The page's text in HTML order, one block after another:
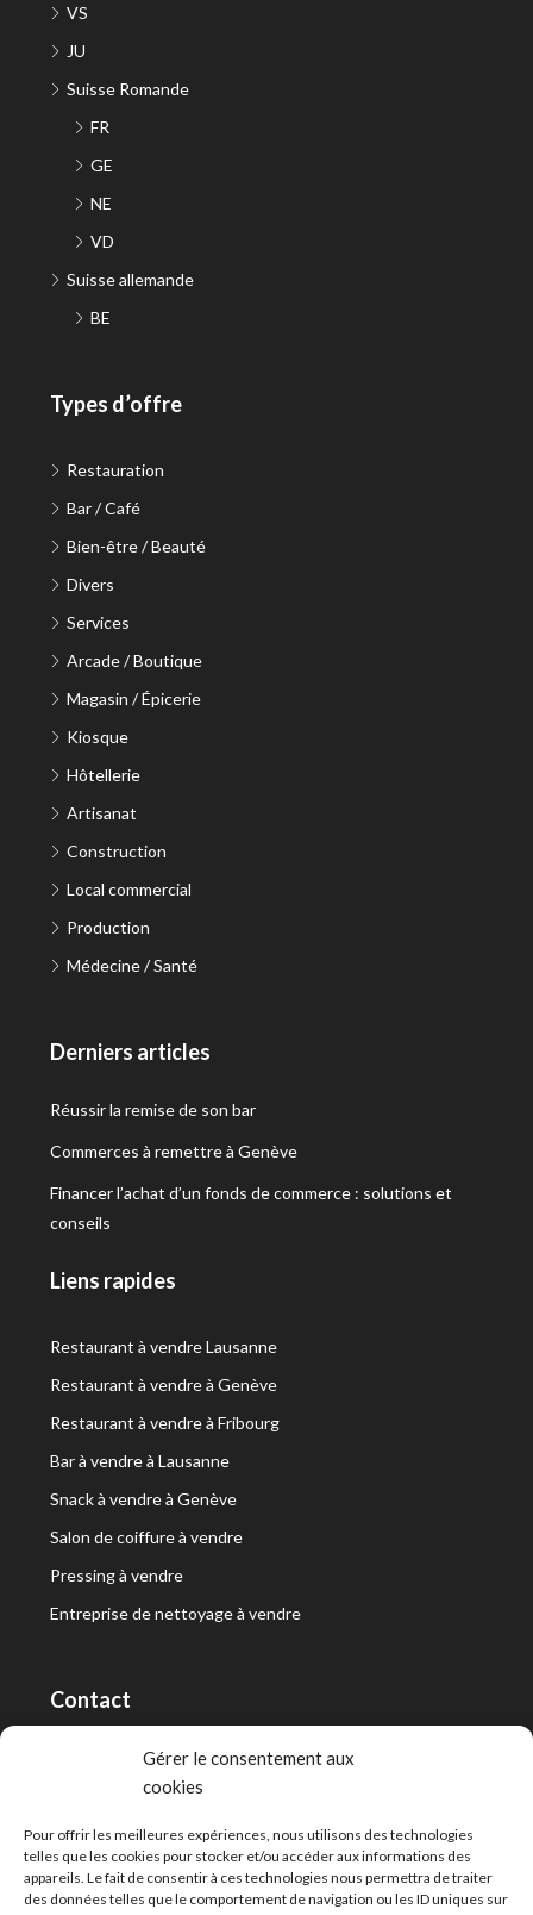
Gérer le consentement aux
cookies
Pour offrir les meilleures expériences, nous utilisons des technologies
telles que les cookies pour stocker et/ou accéder aux informations des
appareils. Le fait de consentir à ces technologies nous permettra de traiter
des données telles que le comportement de navigation ou les ID uniques sur
VS
JU
Suisse Romande
FR
GE
NE
VD
Suisse allemande
BE
Types d’offre
Restauration
Bar / Café
Bien-être / Beauté
Divers
Services
Arcade / Boutique
Magasin / Épicerie
Kiosque
Hôtellerie
Artisanat
Construction
Local commercial
Production
Médecine / Santé
Derniers articles
Réussir la remise de son bar
Commerces à remettre à Genève
Financer l’achat d’un fonds de commerce : solutions et
conseils
Liens rapides
Restaurant à vendre Lausanne
Restaurant à vendre à Genève
Restaurant à vendre à Fribourg
Bar à vendre à Lausanne
Snack à vendre à Genève
Salon de coiffure à vendre
Pressing à vendre
Entreprise de nettoyage à vendre
Contact
RT Capital First SA/Ltd
info@capitalfirst.ch